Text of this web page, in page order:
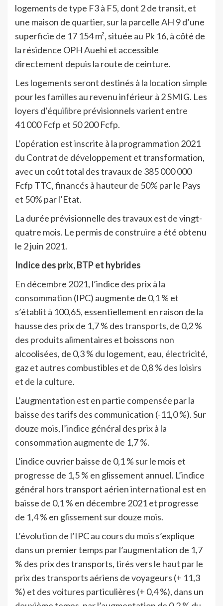
logements de type F3 à F5, dont 2 de transit, et
une maison de quartier, sur la parcelle AH 9 d’une
superficie de 17 154 m², située au Pk 16, à côté de
la résidence OPH Auehi et accessible
directement depuis la route de ceinture.
Les logements seront destinés à la location simple
pour les familles au revenu inférieur à 2 SMIG. Les
loyers d’équilibre prévisionnels varient entre
41 000 Fcfp et 50 200 Fcfp.
L’opération est inscrite à la programmation 2021
du Contrat de développement et transformation,
avec un coût total des travaux de 385 000 000
Fcfp TTC, financés à hauteur de 50% par le Pays
et 50% par l’Etat.
La durée prévisionnelle des travaux est de vingt-
quatre mois. Le permis de construire a été obtenu
le 2 juin 2021.
Indice des prix, BTP et hybrides
En décembre 2021, l’indice des prix à la
consommation (IPC) augmente de 0,1 % et
s’établit à 100,65, essentiellement en raison de la
hausse des prix de 1,7 % des transports, de 0,2 %
des produits alimentaires et boissons non
alcoolisées, de 0,3 % du logement, eau, électricité,
gaz et autres combustibles et de 0,8 % des loisirs
et de la culture.
L’augmentation est en partie compensée par la
baisse des tarifs des communication (-11,0 %). Sur
douze mois, l’indice général des prix à la
consommation augmente de 1,7 %.
L’indice ouvrier baisse de 0,1 % sur le mois et
progresse de 1,5 % en glissement annuel. L’indice
général hors transport aérien international est en
baisse de 0,1 % en décembre 2021 et progresse
de 1,4 % en glissement sur douze mois.
L’évolution de l’IPC au cours du mois s’explique
dans un premier temps par l’augmentation de 1,7
% des prix des transports, tirés vers le haut par le
prix des transports aériens de voyageurs (+ 11,3
%) et des voitures particulières (+ 0,4 %), dans un